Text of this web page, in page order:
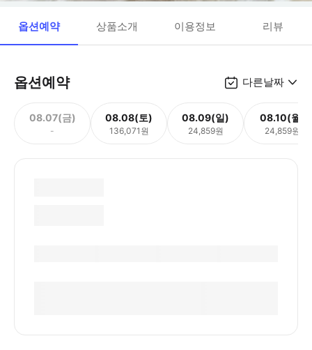
옵션예약 상품소개 이용정보 리뷰
옵션예약 다른날짜
08.07(금)
-
08.08(토)
136,071원
08.09(일)
24,859원
08.10(월)
24,859원